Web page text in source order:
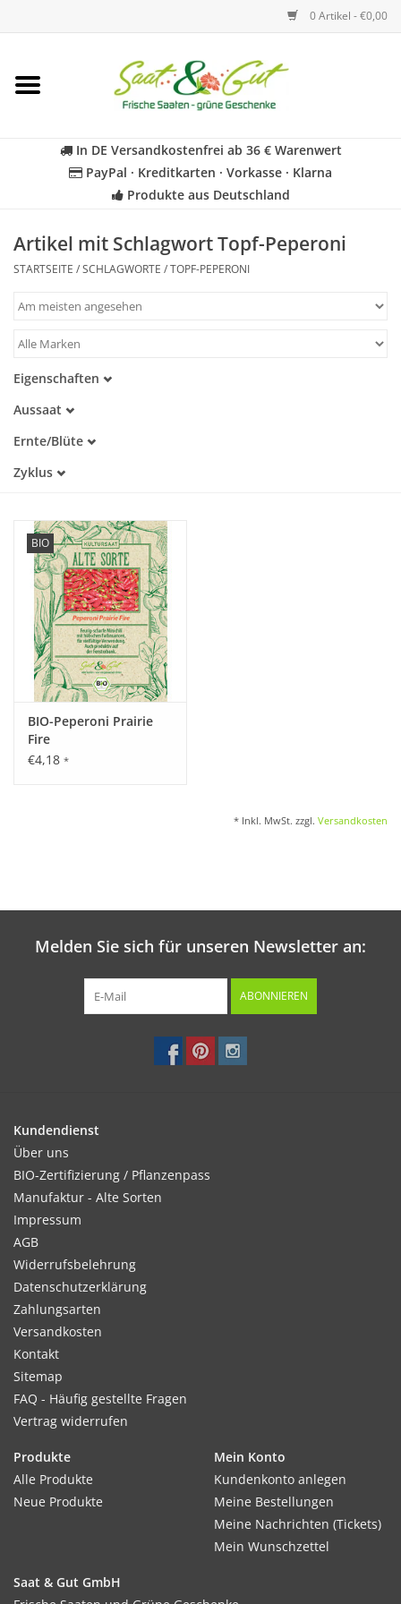
0 Artikel - €0,00
Startseite
Kräuter
Für Kinder
Geschenkideen
Katalog
In DE Versandkostenfrei ab 36 € Warenwert
PayPal · Kreditkarten · Vorkasse · Klarna
Produkte aus Deutschland
Artikel mit Schlagwort Topf-Peperoni
STARTSEITE /SCHLAGWORTE /TOPF-PEPERONI
Eigenschaften
Alte Sorte
Trockenheitstolerant
Dunkelkeimer
Aussaat
März
April
Ernte/Blüte
September
Zyklus
BIO
BIO-Peperoni Prairie
Fire
€4,18 *
* Inkl. MwSt. zzgl. Versandkosten
Melden Sie sich für unseren Newsletter an:
ABONNIEREN
Kundendienst
Über uns
BIO-Zertifizierung / Pflanzenpass
Manufaktur - Alte Sorten
Impressum
AGB
Widerrufsbelehrung
Datenschutzerklärung
Zahlungsarten
Versandkosten
Kontakt
Sitemap
FAQ - Häufig gestellte Fragen
Vertrag widerrufen
Produkte
Alle Produkte
Neue Produkte
Mein Konto
Kundenkonto anlegen
Meine Bestellungen
Meine Nachrichten (Tickets)
Mein Wunschzettel
Saat & Gut GmbH